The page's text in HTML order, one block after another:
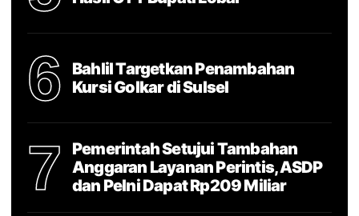
6
Bahlil Targetkan Penambahan
Kursi Golkar di Sulsel
7
Pemerintah Setujui Tambahan
Anggaran Layanan Perintis, ASDP
dan Pelni Dapat Rp209 Miliar